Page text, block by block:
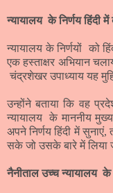
न्यायालय के निर्णय हिंदी
न्यायालय के निर्णयों को
एक हस्ताक्षर अभियान
चंद्रशेखर उपाध्याय यह
उन्होंने बताया कि वह
न्यायालय के माननीय
अपने निर्णय हिंदी में सुनाएं,
सके जो उसके बारे में लिया
नैनीताल उच्च न्यायालय